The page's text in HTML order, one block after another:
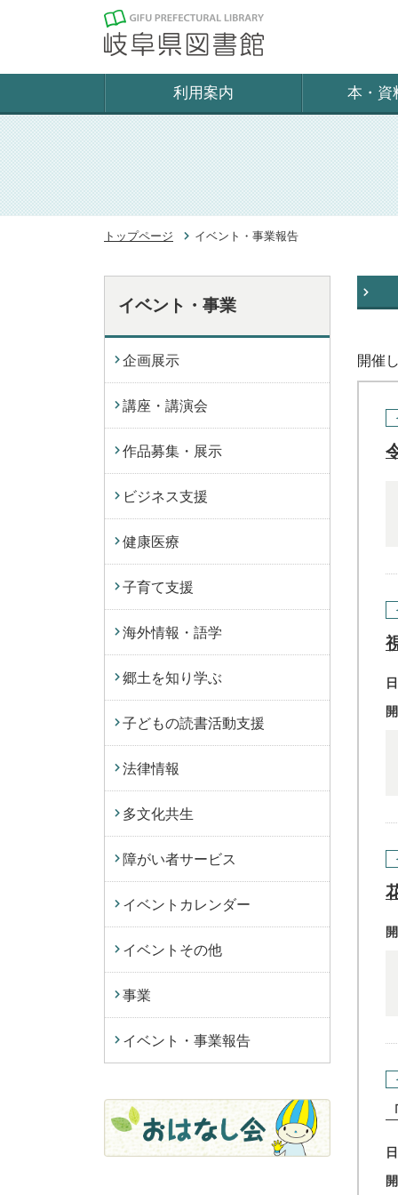
利用案内 本・資
トップページ イベント・事業報告
開催
イベント・事業
企画展示
講座・講演会
作品募集・展示
ビジネス支援
健康医療
子育て支援
海外情報・語学
郷土を知り学ぶ
子どもの読書活動支援
法律情報
多文化共生
障がい者サービス
イベントカレンダー
イベントその他
事業
イベント・事業報告